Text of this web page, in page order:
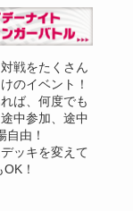
戦をたくさん
のイベント！
ば、何度でも
中参加、途中
自由！
ッキを変えて
OK！